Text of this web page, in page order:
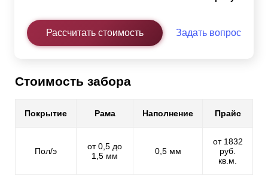
Рассчитать стоимость Задать вопрос
Стоимость забора
Покрытие Рама Наполнение Прайс
Пол/э
от 0,5 до
1,5 мм
0,5 мм
от 1832
руб.
кв.м.